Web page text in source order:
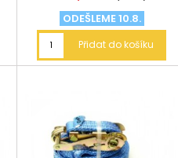
ODEŠLEME 10.8.
Přidat do košíku